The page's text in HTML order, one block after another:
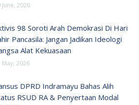
June, 2026
98 Soroti Arah Demokrasi Di Hari
Pancasila: Jangan Jadikan Ideologi
Alat Kekuasaan
May, 2026
DPRD Indramayu Bahas Alih
RSUD RA & Penyertaan Modal